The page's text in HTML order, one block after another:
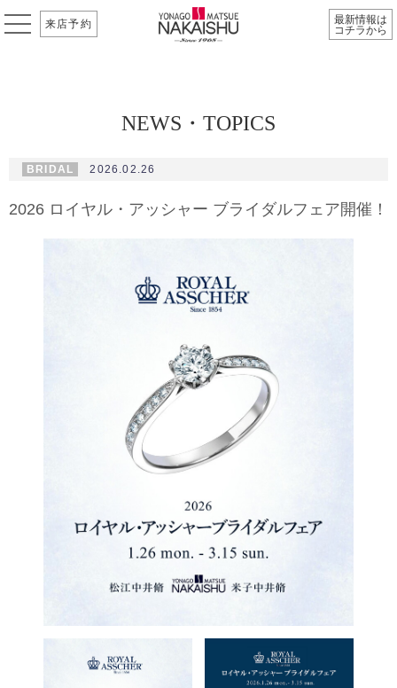
来店予約
最新情報は
コチラから
NEWS・TOPICS
BRIDAL 2026.02.26
2026 ロイヤル・アッシャー ブライダルフェア開催！